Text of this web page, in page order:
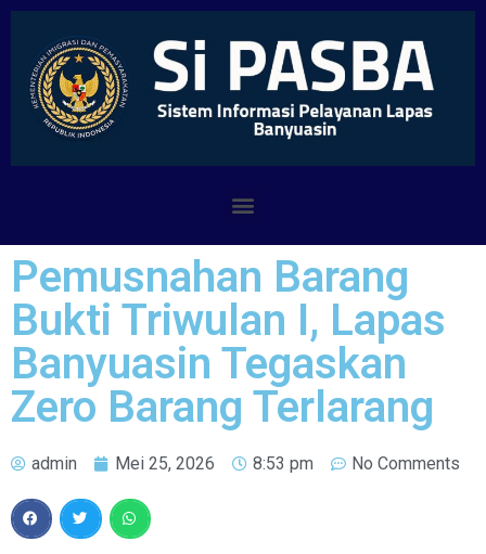
Pemusnahan Barang
Bukti Triwulan I, Lapas
Banyuasin Tegaskan
Zero Barang Terlarang
admin Mei 25, 2026 8:53 pm No Comments